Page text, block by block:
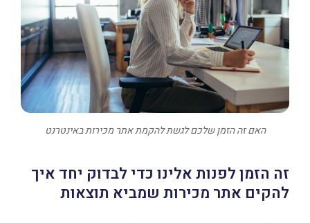
האם זה הזמן שלכם לגשת להקמת אתר מכירות באינטרנט
זה הזמן לפנות אלינו כדי לבדוק יחד איך
להקים אתר מכירות שמביא תוצאות